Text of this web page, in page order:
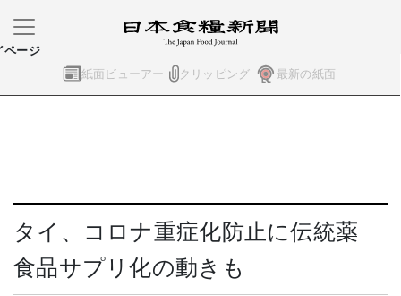
紙面ビューアー クリッピング 最新の紙面
ページ
タイ、コロナ重症化防止に伝統薬
食品サプリ化の動きも